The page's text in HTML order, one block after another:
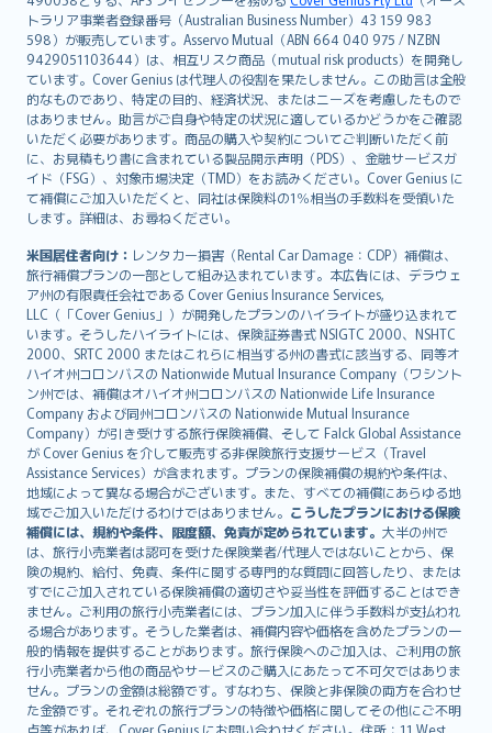
トラリア事業者登録番号（Australian Business Number）43 159 983
598）が販売しています。Asservo Mutual（ABN 664 040 975 / NZBN
9429051103644）は、相互リスク商品（mutual risk products）を開発し
ています。Cover Genius は代理人の役割を果たしません。この助言は全般
的なものであり、特定の目的、経済状況、またはニーズを考慮したもので
はありません。助言がご自身や特定の状況に適しているかどうかをご確認
いただく必要があります。商品の購入や契約についてご判断いただく前
に、お見積もり書に含まれている製品開示声明（PDS）、金融サービスガ
イド（FSG）、対象市場決定（TMD）をお読みください。Cover Genius に
て補償にご加入いただくと、同社は保険料の1％相当の手数料を受領いた
します。詳細は、お尋ねください。
米国居住者向け： レンタカー損害（Rental Car Damage：CDP）補償は、
旅行補償プランの一部として組み込まれています。本広告には、デラウェ
ア州の有限責任会社である Cover Genius Insurance Services,
LLC（「Cover Genius」）が開発したプランのハイライトが盛り込まれて
います。そうしたハイライトには、保険証券書式 NSIGTC 2000、NSHTC
2000、SRTC 2000 またはこれらに相当する州の書式に該当する、同等オ
ハイオ州コロンバスの Nationwide Mutual Insurance Company（ワシント
ン州では、補償はオハイオ州コロンバスの Nationwide Life Insurance
Company および同州コロンバスの Nationwide Mutual Insurance
Company）が引き受けする旅行保険補償、そして Falck Global Assistance
が Cover Genius を介して販売する非保険旅行支援サービス（Travel
Assistance Services）が含まれます。プランの保険補償の規約や条件は、
地域によって異なる場合がございます。また、すべての補償にあらゆる地
域でご加入いただけるわけではありません。 こうしたプランにおける保険
補償には、規約や条件、限度額、免責が定められています。 大半の州で
は、旅行小売業者は認可を受けた保険業者/代理人ではないことから、保
険の規約、給付、免責、条件に関する専門的な質問に回答したり、または
すでにご加入されている保険補償の適切さや妥当性を評価することはでき
ません。ご利用の旅行小売業者には、プラン加入に伴う手数料が支払われ
る場合があります。そうした業者は、補償内容や価格を含めたプランの一
般的情報を提供することがあります。旅行保険へのご加入は、ご利用の旅
行小売業者から他の商品やサービスのご購入にあたって不可欠ではありま
せん。プランの金額は総額です。すなわち、保険と非保険の両方を合わせ
た金額です。それぞれの旅行プランの特徴や価格に関してその他にご不明
한국어
dansk
norsk
suomi
العربيّة
Türkçe
česky
Русский
български
català
Hrvatski
eesti
Ελληνικά
Magyar
Íslenska
Bahasa Indonesia
latviešu
Lietuviškai
Bahasa Melayu
Română
српски
Slovensky
Slovenščina
Українська
Tiếng Việt